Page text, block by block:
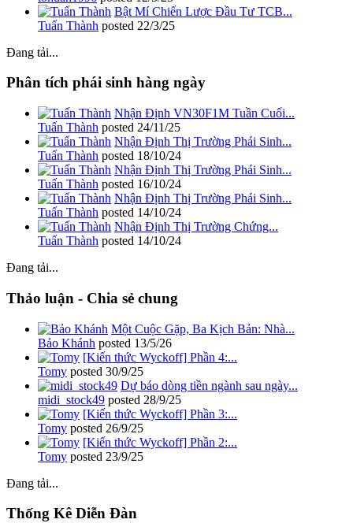
Bật Mí Chiến Lược Đầu Tư TCB...
Tuấn Thành posted 22/3/25
Đang tải...
Phân tích phái sinh hàng ngày
Nhận Định VN30F1M Tuần Cuối...
Tuấn Thành posted 24/11/25
Nhận Định Thị Trường Phái Sinh...
Tuấn Thành posted 18/10/24
Nhận Định Thị Trường Phái Sinh...
Tuấn Thành posted 16/10/24
Nhận Định Thị Trường Phái Sinh...
Tuấn Thành posted 14/10/24
Nhận Định Thị Trường Chứng...
Tuấn Thành posted 14/10/24
Đang tải...
Thảo luận - Chia sẻ chung
Một Cuộc Gặp, Ba Kịch Bản: Nhà...
Bảo Khánh posted 13/5/26
[Kiến thức Wyckoff] Phần 4:...
Tomy posted 30/9/25
Dự báo dòng tiền ngành sau ngày...
midi_stock49 posted 28/9/25
[Kiến thức Wyckoff] Phần 3:...
Tomy posted 26/9/25
[Kiến thức Wyckoff] Phần 2:...
Tomy posted 23/9/25
Đang tải...
Thống Kê Diễn Đàn